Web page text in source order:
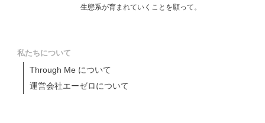
生態系が育まれていくことを願って。
私たちについて
Through Me について
運営会社エーゼロについて